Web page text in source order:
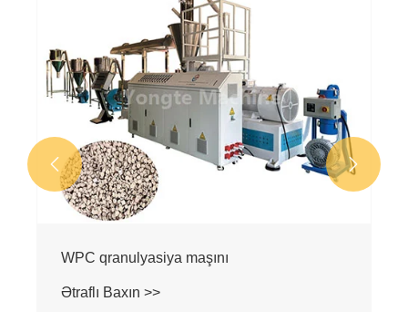
Plastik Taxta Hazırlayan Maşın
Ətraflı Baxın >>
 